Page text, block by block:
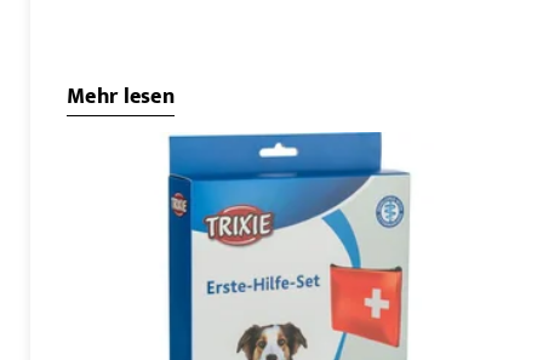
Mehr lesen